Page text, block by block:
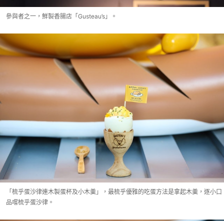
參與者之一，鮮製香腸店「Gusteau’s」。
「梳乎蛋沙律連木製蛋杯及小木羹」，最梳乎優雅的吃蛋方法是拿起木羹，逐小口
品嚐梳乎蛋沙律。